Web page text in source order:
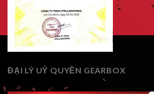
ĐẠI LÝ UỶ QUYỀN GEARBOX